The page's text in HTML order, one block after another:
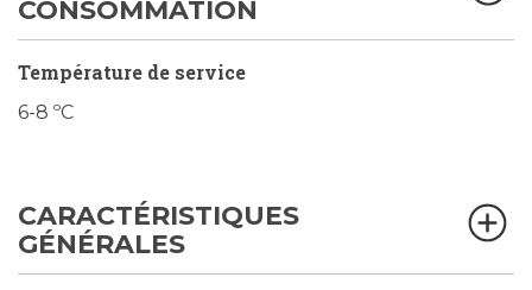
CONSOMMATION
Température de service
6-8 ºC
CARACTÉRISTIQUES
GÉNÉRALES